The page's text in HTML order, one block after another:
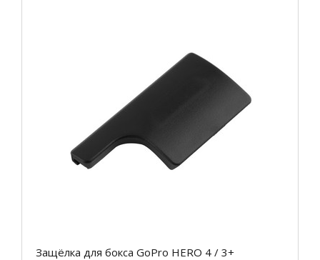
Защёлка для бокса GoPro HERO 4 / 3+